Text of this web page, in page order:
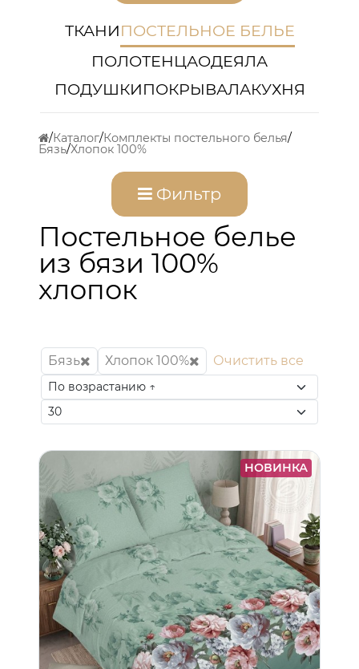
ТКАНИПОСТЕЛЬНОЕ БЕЛЬЕ
ПОЛОТЕНЦАОДЕЯЛА
ПОДУШКИПОКРЫВАЛАКУХНЯ
Каталог Комплекты постельного белья
Бязь Хлопок 100%
Фильтр
Постельное белье
из бязи 100%
хлопок
Бязь Хлопок 100% Очистить все
НОВИНКА